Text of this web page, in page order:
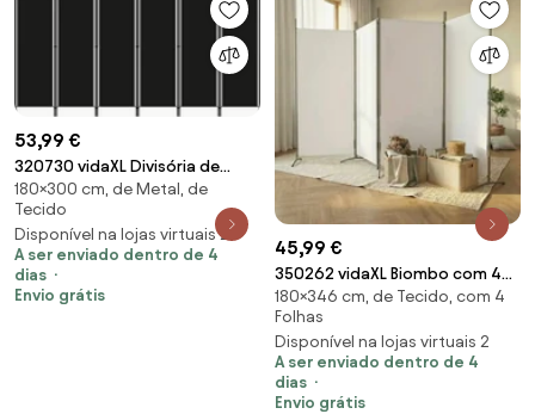
53,99 €
320730 vidaXL Divisória de
quarto com 6 painéis 300x180
cm preto
180×300 cm, de Metal, de
Tecido
Disponível na lojas virtuais 2
A ser enviado dentro de 4
dias
Envio grátis
45,99 €
350262 vidaXL Biombo com 4
painéis 346x180 cm tecido
branco
180×346 cm, de Tecido, com 4
Folhas
Disponível na lojas virtuais 2
A ser enviado dentro de 4
dias
Envio grátis